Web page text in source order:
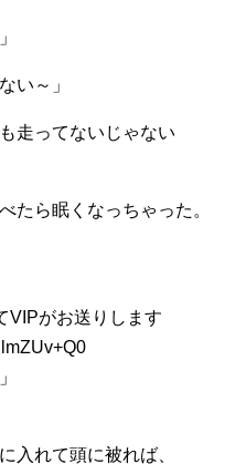
い～」
走ってないじゃない
たら眠くなっちゃった。
VIPがお送りします
入れて頭に被れば、